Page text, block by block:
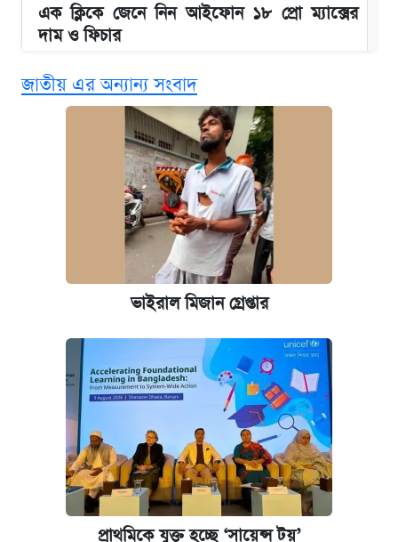
এক ক্লিকে জেনে নিন আইফোন ১৮ প্রো ম্যাক্সের
দাম ও ফিচার
নবম জাতীয় পে-স্কেল নিয়ে সর্বশেষ যা জানা গেল
পাঁচ দপ্তরে নতুন সচিব নিয়োগ দিল সরকার
আজকের বাজারে স্বর্ণ-রুপার দাম (৫ আগস্ট)
কবে হবে মেডিকেল ভর্তি পরীক্ষা, জানা গেল যা
আজকের বাজারে স্বর্ণের দাম (৪ আগস্ট)
রাষ্ট্রবিরোধী কর্মকাণ্ড: ঢাবির কয়েকজন শিক্ষকের
বিরুদ্ধে ব্যবস্থা
আজকের বাজারে স্বর্ণের দাম (৬ আগস্ট)
কেমব্রিজ বিশ্ববিদ্যালয়ের এমবিএ স্কলারশিপে
আবেদন শুরু
জাতীয় এর অন্যান্য সংবাদ
ভাইরাল মিজান গ্রেপ্তার
প্রাথমিকে যুক্ত হচ্ছে ‘সায়েন্স টয়’